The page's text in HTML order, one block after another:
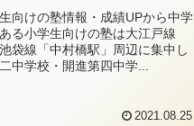
向けの塾情報・成績UPから中学
る小学生向けの塾は大江戸線
袋線「中村橋駅」周辺に集中し
中学校・開進第四中学...
2021.08.25